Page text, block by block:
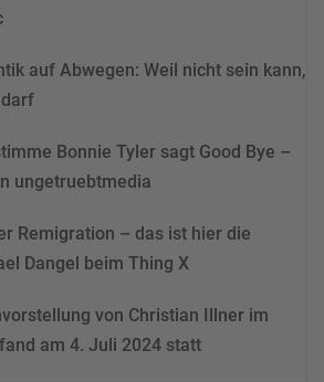
auf Abwegen: Weil nicht sein kann,
Bonnie Tyler sagt Good Bye –
ungetruebtmedia
Remigration – das ist hier die
Dangel beim Thing X
von Christian Illner im
am 4. Juli 2024 statt